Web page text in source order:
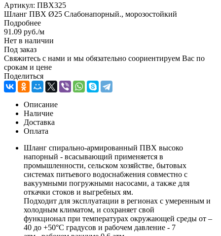
Артикул: ПВХ325
Шланг ПВХ Ø25 Слабонапорный., морозостойкий
Подробнее
91.09 руб./м
Нет в наличии
Под заказ
Свяжитесь с нами и мы обязательно соориентируем Вас по
срокам и цене
Поделиться
Описание
Наличие
Доставка
Оплата
Шланг спирально-армированный ПВХ высоко
напорный - всасывающий применяется в
промышленности, сельском хозяйстве, бытовых
системах питьевого водоснабжения совместно с
вакуумными погружными насосами, а также для
откачки стоков и выгребных ям.
Подходит для эксплуатации в регионах с умеренным и
холодным климатом, и сохраняет свой
функционал при температурах окружающей среды от –
40 до +50°С градусов и рабочем давление - 7